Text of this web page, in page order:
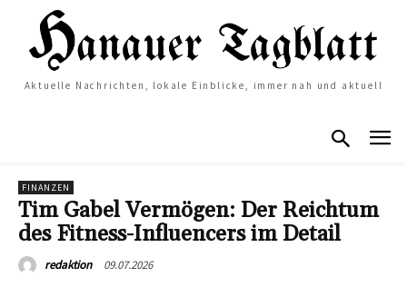
Aktuelle Nachrichten, lokale Einblicke, immer nah und aktuell
FINANZEN
Tim Gabel Vermögen: Der Reichtum
des Fitness-Influencers im Detail
redaktion 09.07.2026